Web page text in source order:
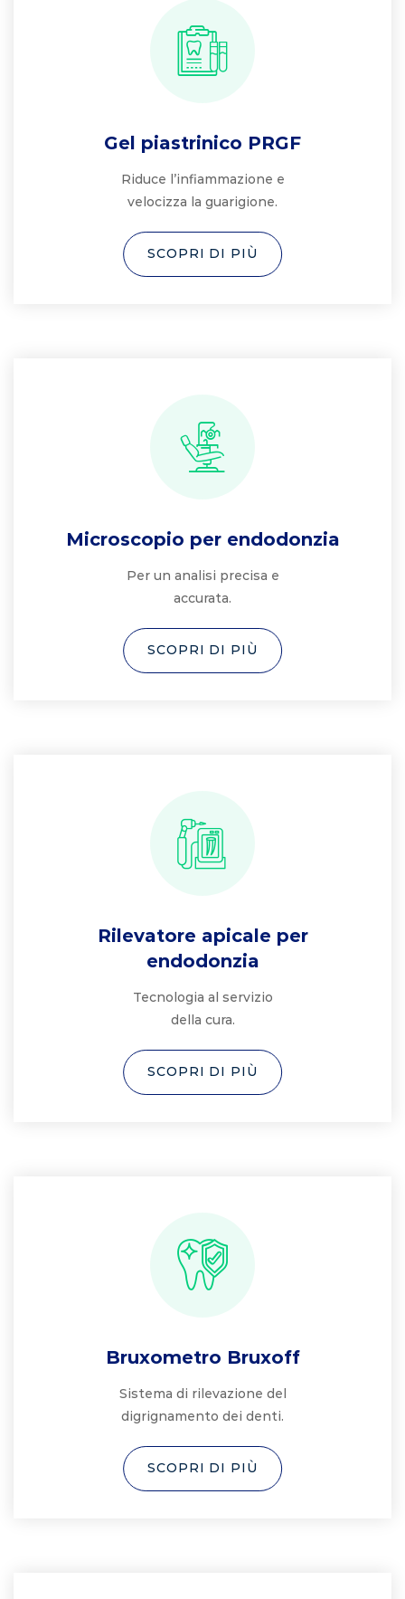
Gel piastrinico PRGF
Riduce l’infiammazione e
velocizza la guarigione.
SCOPRI DI PIÙ
Microscopio per endodonzia
Per un analisi precisa e
accurata.
SCOPRI DI PIÙ
Rilevatore apicale per
endodonzia
Tecnologia al servizio
della cura.
SCOPRI DI PIÙ
Bruxometro Bruxoff
Sistema di rilevazione del
digrignamento dei denti.
SCOPRI DI PIÙ